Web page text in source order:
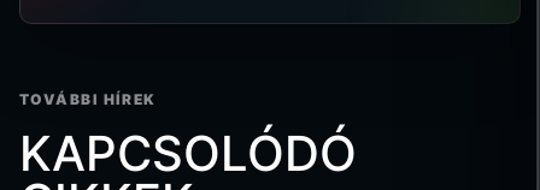
TOVÁBBI HÍREK
KAPCSOLÓDÓ